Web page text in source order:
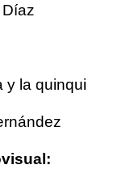
y la quinqui